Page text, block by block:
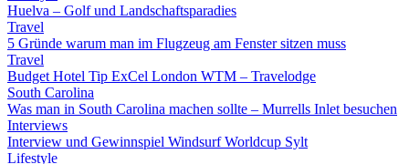
Huelva – Golf und Landschaftsparadies
Travel
5 Gründe warum man im Flugzeug am Fenster sitzen muss
Travel
Budget Hotel Tip ExCel London WTM – Travelodge
South Carolina
Was man in South Carolina machen sollte – Murrells Inlet besuchen
Interviews
Interview und Gewinnspiel Windsurf Worldcup Sylt
Lifestyle